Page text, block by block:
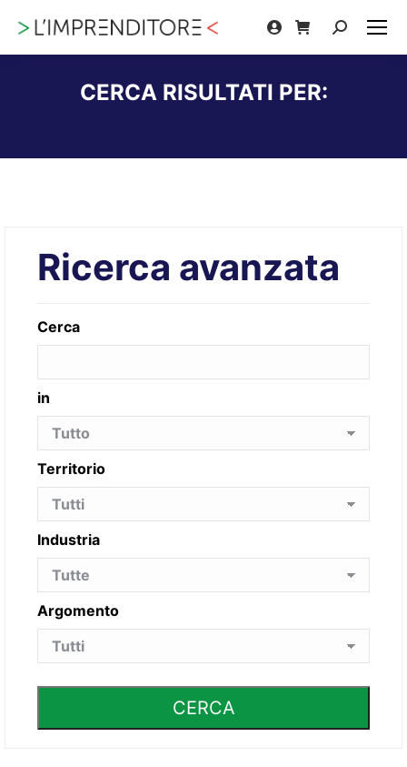
Cerca:
CERCA RISULTATI PER:
Ricerca avanzata
Cerca
in
Territorio
Industria
Argomento